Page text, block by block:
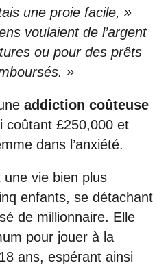
une proie facile, »
voulaient de l’argent
ou pour des prêts
»
addiction coûteuse
coûtant £250,000 et
dans l’anxiété.
une vie bien plus
enfants, se détachant
de millionnaire. Elle
pour jouer à la
ans, espérant ainsi